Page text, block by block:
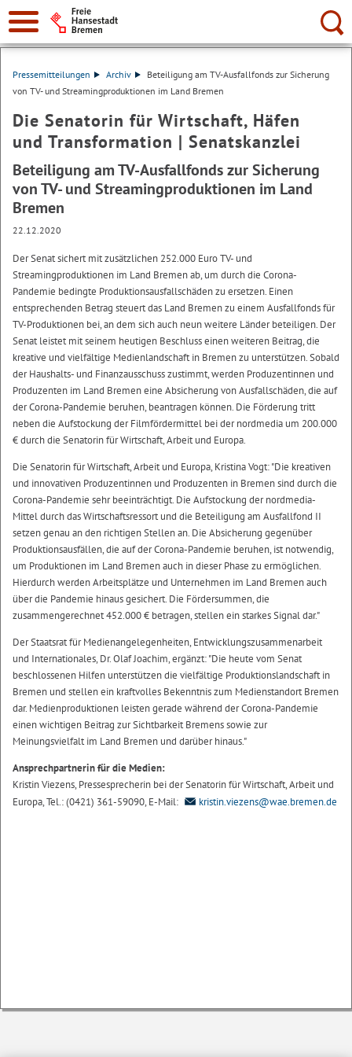
Suche:
Pressemitteilungen Archiv
Beteiligung am TV-Ausfallfonds zur Sicherung
von TV- und Streamingproduktionen im Land Bremen
Die Senatorin für Wirtschaft, Häfen
und Transformation | Senatskanzlei
Beteiligung am TV-Ausfallfonds zur Sicherung
von TV- und Streamingproduktionen im Land
Bremen
22.12.2020
Der Senat sichert mit zusätzlichen 252.000 Euro TV- und
Streamingproduktionen im Land Bremen ab, um durch die Corona-
Pandemie bedingte Produktionsausfallschäden zu ersetzen. Einen
entsprechenden Betrag steuert das Land Bremen zu einem Ausfallfonds für
TV-Produktionen bei, an dem sich auch neun weitere Länder beteiligen. Der
Senat leistet mit seinem heutigen Beschluss einen weiteren Beitrag, die
kreative und vielfältige Medienlandschaft in Bremen zu unterstützen. Sobald
der Haushalts- und Finanzausschuss zustimmt, werden Produzentinnen und
Produzenten im Land Bremen eine Absicherung von Ausfallschäden, die auf
der Corona-Pandemie beruhen, beantragen können. Die Förderung tritt
neben die Aufstockung der Filmfördermittel bei der nordmedia um 200.000
€ durch die Senatorin für Wirtschaft, Arbeit und Europa.
Die Senatorin für Wirtschaft, Arbeit und Europa, Kristina Vogt: "Die kreativen
und innovativen Produzentinnen und Produzenten in Bremen sind durch die
Corona-Pandemie sehr beeinträchtigt. Die Aufstockung der nordmedia-
Mittel durch das Wirtschaftsressort und die Beteiligung am Ausfallfond II
setzen genau an den richtigen Stellen an. Die Absicherung gegenüber
Produktionsausfällen, die auf der Corona-Pandemie beruhen, ist notwendig,
um Produktionen im Land Bremen auch in dieser Phase zu ermöglichen.
Hierdurch werden Arbeitsplätze und Unternehmen im Land Bremen auch
über die Pandemie hinaus gesichert. Die Fördersummen, die
zusammengerechnet 452.000 € betragen, stellen ein starkes Signal dar."
Der Staatsrat für Medienangelegenheiten, Entwicklungszusammenarbeit
und Internationales, Dr. Olaf Joachim, ergänzt: "Die heute vom Senat
beschlossenen Hilfen unterstützen die vielfältige Produktionslandschaft in
Bremen und stellen ein kraftvolles Bekenntnis zum Medienstandort Bremen
dar. Medienproduktionen leisten gerade während der Corona-Pandemie
einen wichtigen Beitrag zur Sichtbarkeit Bremens sowie zur
Meinungsvielfalt im Land Bremen und darüber hinaus."
Ansprechpartnerin für die Medien:
Kristin Viezens, Pressesprecherin bei der Senatorin für Wirtschaft, Arbeit und
Europa, Tel.: (0421) 361-59090, E-Mail:
kristin.viezens@wae.bremen.de